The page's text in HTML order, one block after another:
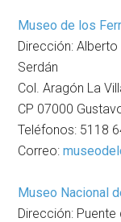
Museo de los
Dirección:
Serdán
Col. Aragón La
CP 07000
Teléfonos: 5118
Correo:
Museo Nacional
Dirección: